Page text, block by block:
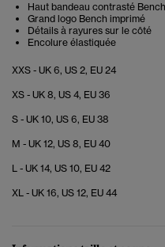
Haut bandeau contrasté Bench
Grand logo Bench imprimé
Détails à rayures sur le côté
Encolure élastiquée
XXS - UK 6, US 2, EU 24
XS - UK 8, US 4, EU 36
S - UK 10, US 6, EU 38
M - UK 12, US 8, EU 40
L - UK 14, US 10, EU 42
XL - UK 16, US 12, EU 44